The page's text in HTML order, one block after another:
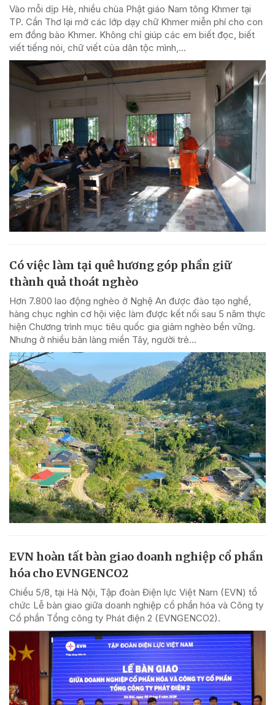
Vào mỗi dịp Hè, nhiều chùa Phật giáo Nam tông Khmer tại
TP. Cần Thơ lại mở các lớp dạy chữ Khmer miễn phí cho con
em đồng bào Khmer. Không chỉ giúp các em biết đọc, biết
viết tiếng nói, chữ viết của dân tộc mình,...
Có việc làm tại quê hương góp phần giữ
thành quả thoát nghèo
Hơn 7.800 lao động nghèo ở Nghệ An được đào tạo nghề,
hàng chục nghìn cơ hội việc làm được kết nối sau 5 năm thực
hiện Chương trình mục tiêu quốc gia giảm nghèo bền vững.
Nhưng ở nhiều bản làng miền Tây, người trẻ...
EVN hoàn tất bàn giao doanh nghiệp cổ phần
hóa cho EVNGENCO2
Chiều 5/8, tại Hà Nội, Tập đoàn Điện lực Việt Nam (EVN) tổ
chức Lễ bàn giao giữa doanh nghiệp cổ phần hóa và Công ty
Cổ phần Tổng công ty Phát điện 2 (EVNGENCO2).